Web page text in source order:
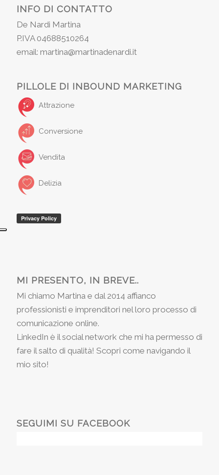
INFO DI CONTATTO
De Nardi Martina
P.IVA 04688510264
email: martina@martinadenardi.it
PILLOLE DI INBOUND MARKETING
Attrazione
Conversione
Vendita
Delizia
MI PRESENTO, IN BREVE..
Mi chiamo Martina e dal 2014 affianco
professionisti e imprenditori nel loro processo di
comunicazione online.
LinkedIn è il social network che mi ha permesso di
fare il salto di qualità! Scopri come navigando il
mio sito!
SEGUIMI SU FACEBOOK